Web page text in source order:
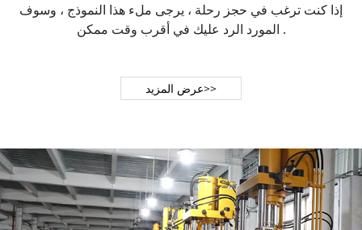
إذا كنت ترغب في حجز رحلة ، يرجى ملء هذا النموذج ، وسوف
المورد الرد عليك في أقرب وقت ممكن .
عرض المزيد>>